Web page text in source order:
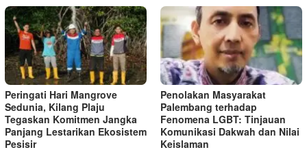
Peringati Hari Mangrove
Sedunia, Kilang Plaju
Tegaskan Komitmen Jangka
Panjang Lestarikan Ekosistem
Pesisir
Penolakan Masyarakat
Palembang terhadap
Fenomena LGBT: Tinjauan
Komunikasi Dakwah dan Nilai
Keislaman